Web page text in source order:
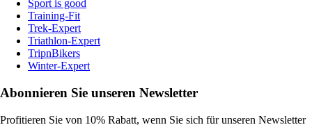
Sport is good
Training-Fit
Trek-Expert
Triathlon-Expert
TripnBikers
Winter-Expert
Abonnieren Sie unseren Newsletter
Profitieren Sie von 10% Rabatt, wenn Sie sich für unseren Newsletter